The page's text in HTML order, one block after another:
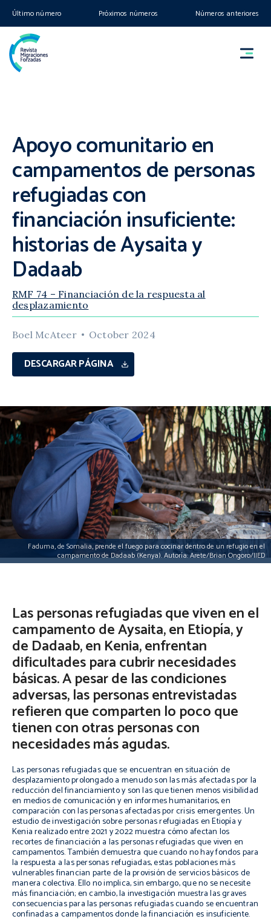
Último número Próximos números Números anteriores
Apoyo comunitario en
campamentos de personas
refugiadas con
financiación insuficiente:
historias de Aysaita y
Dadaab
RMF 74 – Financiación de la respuesta al
desplazamiento
Boel McAteer October 2024
DESCARGAR PÁGINA
Faduma, de Somalia, prende el fuego para cocinar dentro de un refugio en el
campamento de Dadaab (Kenya). Autoría: Arete/Brian Ongoro/IIED
Las personas refugiadas que viven en el
campamento de Aysaita, en Etiopía, y
de Dadaab, en Kenia, enfrentan
dificultades para cubrir necesidades
básicas. A pesar de las condiciones
adversas, las personas entrevistadas
refieren que comparten lo poco que
tienen con otras personas con
necesidades más agudas.
Las personas refugiadas que se encuentran en situación de
desplazamiento prolongado a menudo son las más afectadas por la
reducción del financiamiento y son las que tienen menos visibilidad
en medios de comunicación y en informes humanitarios, en
comparación con las personas afectadas por crisis emergentes. Un
estudio de investigación sobre personas refugiadas en Etiopía y
Kenia realizado entre 2021 y 2022 muestra cómo afectan los
recortes de financiación a las personas refugiadas que viven en
campamentos. También demuestra que cuando no hay fondos para
la respuesta a las personas refugiadas, estas poblaciones más
vulnerables financian parte de la provisión de servicios básicos de
manera colectiva. Ello no implica, sin embargo, que no se necesite
más financiación; en cambio, la investigación muestra las graves
consecuencias para las personas refugiadas cuando se encuentran
confinadas a campamentos donde la financiación es insuficiente.